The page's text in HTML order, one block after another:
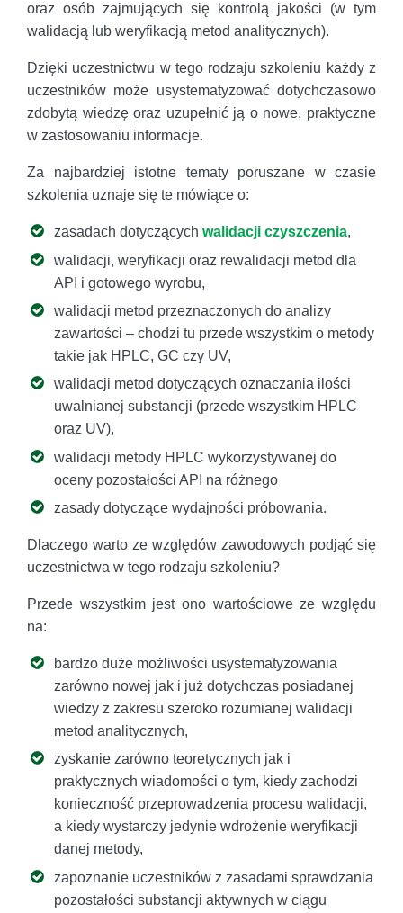
oraz osób zajmujących się kontrolą jakości (w tym
walidacją lub weryfikacją metod analitycznych).
Dzięki uczestnictwu w tego rodzaju szkoleniu każdy z
uczestników może usystematyzować dotychczasowo
zdobytą wiedzę oraz uzupełnić ją o nowe, praktyczne
w zastosowaniu informacje.
Za najbardziej istotne tematy poruszane w czasie
szkolenia uznaje się te mówiące o:
zasadach dotyczących walidacji czyszczenia,
walidacji, weryfikacji oraz rewalidacji metod dla
API i gotowego wyrobu,
walidacji metod przeznaczonych do analizy
zawartości – chodzi tu przede wszystkim o metody
takie jak HPLC, GC czy UV,
walidacji metod dotyczących oznaczania ilości
uwalnianej substancji (przede wszystkim HPLC
oraz UV),
walidacji metody HPLC wykorzystywanej do
oceny pozostałości API na różnego
zasady dotyczące wydajności próbowania.
Dlaczego warto ze względów zawodowych podjąć się
uczestnictwa w tego rodzaju szkoleniu?
Przede wszystkim jest ono wartościowe ze względu
na:
bardzo duże możliwości usystematyzowania
zarówno nowej jak i już dotychczas posiadanej
wiedzy z zakresu szeroko rozumianej walidacji
metod analitycznych,
zyskanie zarówno teoretycznych jak i
praktycznych wiadomości o tym, kiedy zachodzi
konieczność przeprowadzenia procesu walidacji,
a kiedy wystarczy jedynie wdrożenie weryfikacji
danej metody,
zapoznanie uczestników z zasadami sprawdzania
pozostałości substancji aktywnych w ciągu